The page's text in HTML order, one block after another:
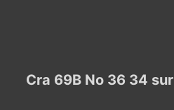
Cra 69B No 36 34 sur